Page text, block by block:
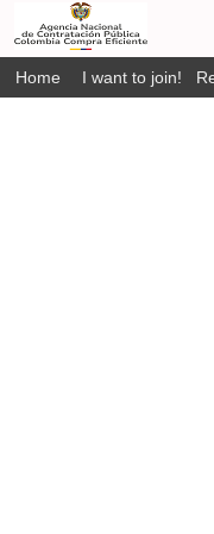
Home I want to join!